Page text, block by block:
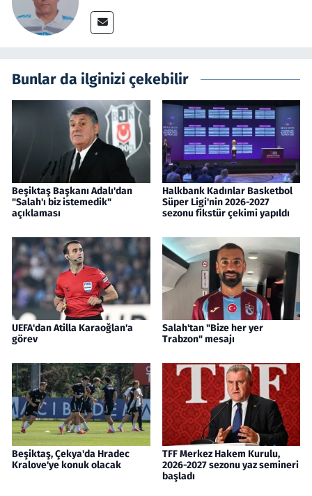
Bunlar da ilginizi çekebilir
Beşiktaş Başkanı Adalı'dan
"Salah'ı biz istemedik"
açıklaması
Halkbank Kadınlar Basketbol
Süper Ligi'nin 2026-2027
sezonu fikstür çekimi yapıldı
UEFA'dan Atilla Karaoğlan'a
görev
Salah'tan "Bize her yer
Trabzon" mesajı
Beşiktaş, Çekya'da Hradec
Kralove'ye konuk olacak
TFF Merkez Hakem Kurulu,
2026-2027 sezonu yaz semineri
başladı